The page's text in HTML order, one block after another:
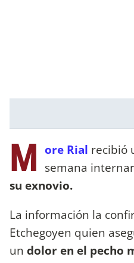
M ore Rial recibió
semana
su exnovio.
La información la
Etchegoyen quien
un dolor en el pecho